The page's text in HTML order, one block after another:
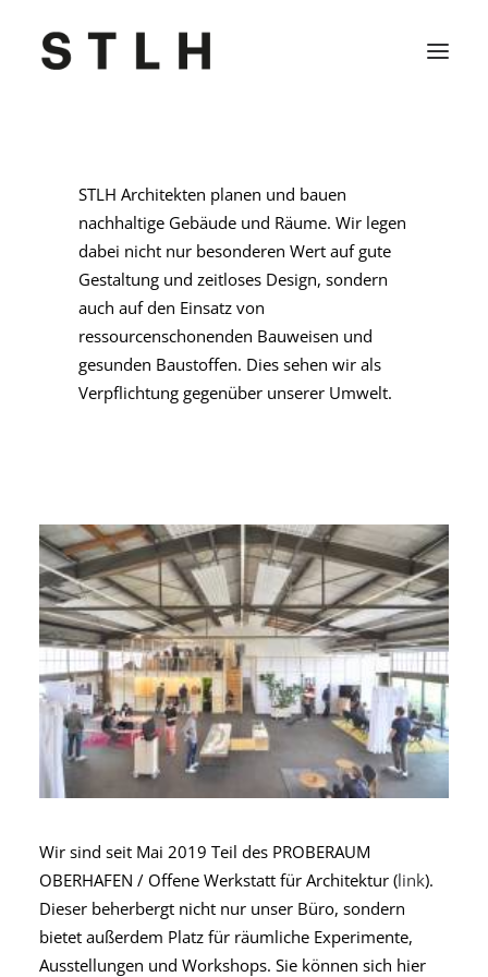
Projekte
Büro
Kontakt
Jobs
STLH Architekten planen und bauen
nachhaltige Gebäude und Räume. Wir legen
dabei nicht nur besonderen Wert auf gute
Gestaltung und zeitloses Design, sondern
auch auf den Einsatz von
ressourcenschonenden Bauweisen und
gesunden Baustoffen. Dies sehen wir als
Verpflichtung gegenüber unserer Umwelt.
Wir sind seit Mai 2019 Teil des PROBERAUM
OBERHAFEN / Offene Werkstatt für Architektur (link).
Dieser beherbergt nicht nur unser Büro, sondern
bietet außerdem Platz für räumliche Experimente,
Ausstellungen und Workshops. Sie können sich hier